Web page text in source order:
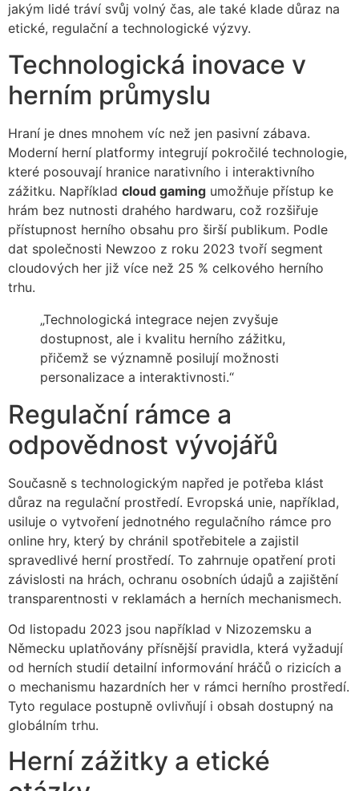
jakým lidé tráví svůj volný čas, ale také klade důraz na
etické, regulační a technologické výzvy.
Technologická inovace v
herním průmyslu
Hraní je dnes mnohem víc než jen pasivní zábava.
Moderní herní platformy integrují pokročilé technologie,
které posouvají hranice narativního i interaktivního
zážitku. Například cloud gaming umožňuje přístup ke
hrám bez nutnosti drahého hardwaru, což rozšiřuje
přístupnost herního obsahu pro širší publikum. Podle
dat společnosti Newzoo z roku 2023 tvoří segment
cloudových her již více než 25 % celkového herního
trhu.
„Technologická integrace nejen zvyšuje
dostupnost, ale i kvalitu herního zážitku,
přičemž se významně posilují možnosti
personalizace a interaktivnosti.“
Regulační rámce a
odpovědnost vývojářů
Současně s technologickým napřed je potřeba klást
důraz na regulační prostředí. Evropská unie, například,
usiluje o vytvoření jednotného regulačního rámce pro
online hry, který by chránil spotřebitele a zajistil
spravedlivé herní prostředí. To zahrnuje opatření proti
závislosti na hrách, ochranu osobních údajů a zajištění
transparentnosti v reklamách a herních mechanismech.
Od listopadu 2023 jsou například v Nizozemsku a
Německu uplatňovány přísnější pravidla, která vyžadují
od herních studií detailní informování hráčů o rizicích a
o mechanismu hazardních her v rámci herního prostředí.
Tyto regulace postupně ovlivňují i obsah dostupný na
globálním trhu.
Herní zážitky a etické